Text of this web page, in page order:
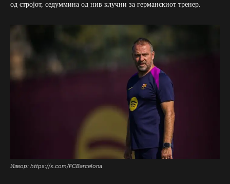
од стројот, седуммина од нив клучни за германскиот тренер.
Извор: https://x.com/FCBarcelona